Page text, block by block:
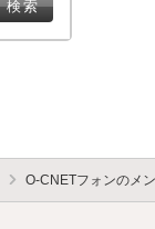
O-CNETフォンのメ